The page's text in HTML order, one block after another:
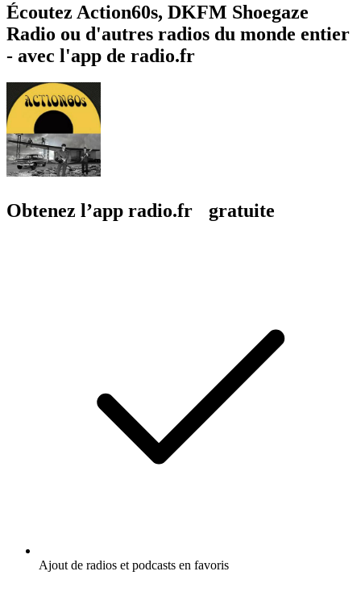
Écoutez Action60s, DKFM Shoegaze
Radio ou d'autres radios du monde entier
- avec l'app de radio.fr
Obtenez l’app radio.fr gratuite
Ajout de radios et podcasts en favoris